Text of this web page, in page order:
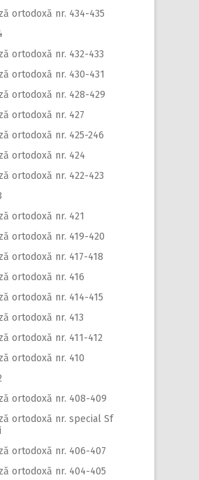
ortodoxă nr. 434-435
ortodoxă nr. 432-433
ortodoxă nr. 430-431
ortodoxă nr. 428-429
ortodoxă nr. 427
ortodoxă nr. 425-246
ortodoxă nr. 424
ortodoxă nr. 422-423
ortodoxă nr. 421
ortodoxă nr. 419-420
ortodoxă nr. 417-418
ortodoxă nr. 416
ortodoxă nr. 414-415
ortodoxă nr. 413
ortodoxă nr. 411-412
ortodoxă nr. 410
ortodoxă nr. 408-409
ortodoxă nr. special Sf
ortodoxă nr. 406-407
ortodoxă nr. 404-405